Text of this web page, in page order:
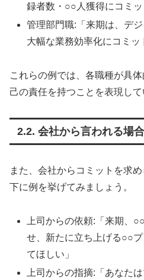
録者数・○○人獲得にコミッ
管理部門職:「来期は、デ
大幅な業務効率化にコミッ
これらの例では、各職種が具
己の責任を持つことを表現して
2.2. 会社から言われる場合
また、会社からコミットを求
下に例を挙げてみましょう。
上司からの依頼:「来期、
せ、新たに立ち上げる○○
てほしい」
上司からの指摘:「あなた